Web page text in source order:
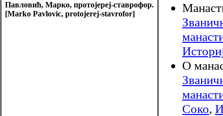
Павловић, Марко, протојереј-ставрофор.
[Marko Pavlovic, protojerej-stavrofor]
О
Соко,